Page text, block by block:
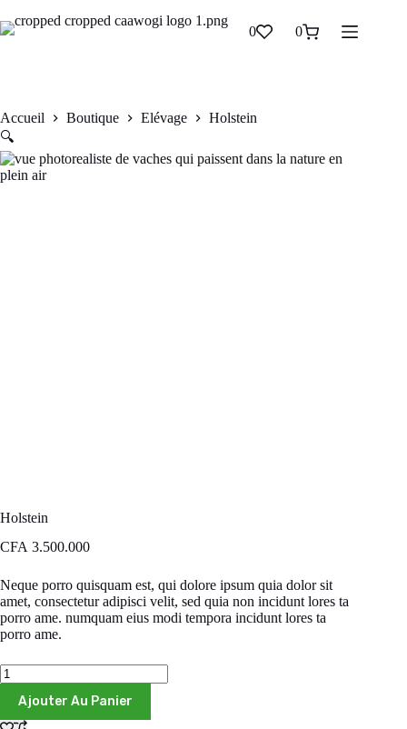
Holstein
Ajouter au panier 0 0
Accueil Boutique Elévage
Holstein
🔍
Holstein
CFA 3.500.000
Neque porro quisquam est, qui dolore ipsum quia dolor sit
amet, consectetur adipisci velit, sed quia non incidunt lores ta
porro ame. numquam eius modi tempora incidunt lores ta
porro ame.
Ajouter Au Panier